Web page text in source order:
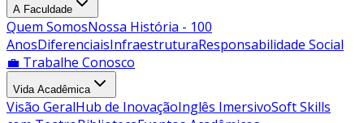
A Faculdade
Quem SomosNossa História - 100
AnosDiferenciaisInfraestruturaResponsabilidade Social
💼 Trabalhe Conosco
Vida Acadêmica
Visão GeralHub de InovaçãoInglês ImersivoSoft Skills